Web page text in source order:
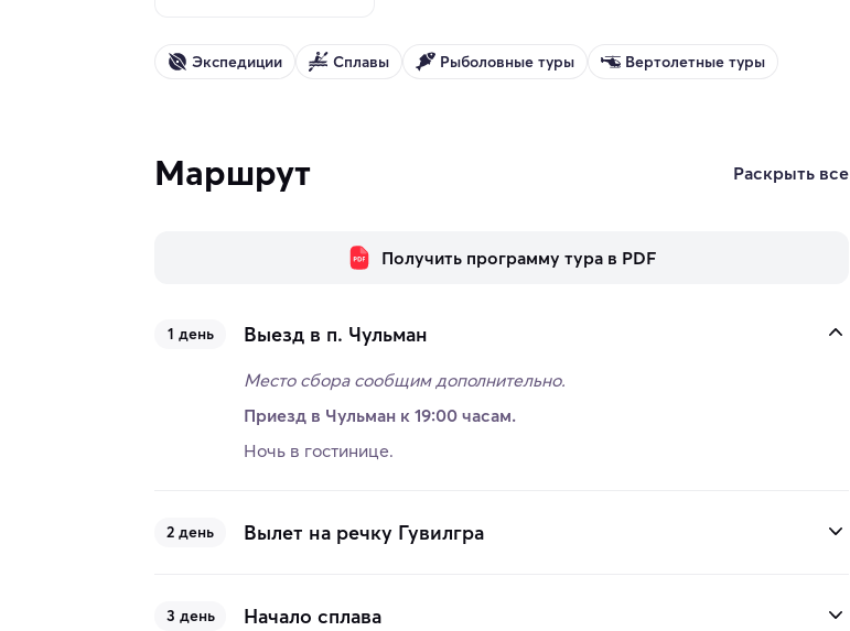
Экспедиции Сплавы Рыболовные туры Вертолетные туры
Маршрут Раскрыть все
Получить программу тура в PDF
1 день Выезд в п. Чульман
Место сбора сообщим дополнительно.
Приезд в Чульман к 19:00 часам.
Ночь в гостинице.
2 день Вылет на речку Гувилгра
3 день Начало сплава